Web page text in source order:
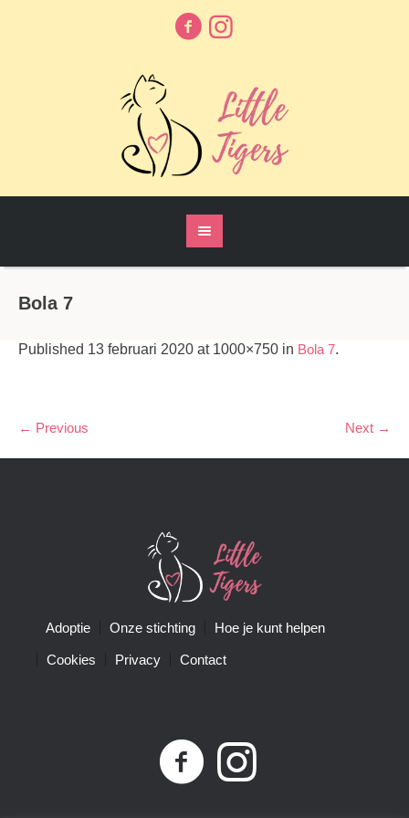
Bola 7
Published 13 februari 2020 at 1000×750 in Bola 7.
← Previous Next →
Adoptie Onze stichting Hoe je kunt helpen
Cookies Privacy Contact